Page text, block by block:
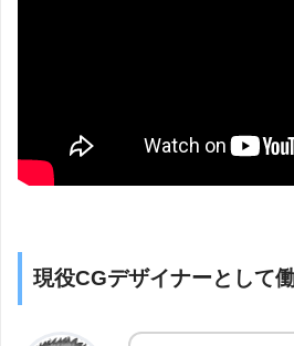
現役CGデザイナーとして